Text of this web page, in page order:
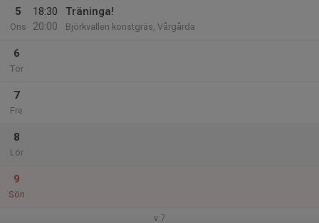
5
Ons
18:30
20:00
Träninga!
Björkvallen konstgräs, Vårgårda
6
Tor
7
Fre
8
Lör
9
Sön
v.7